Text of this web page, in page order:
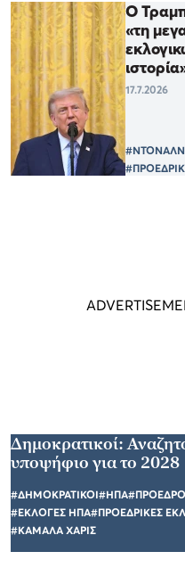
Ο
«τη
17.7.2026
Δημοκρατικοί:
υποψήφιο για το 2028
#ΔΗΜΟΚΡΑΤΙΚΟΙ#ΗΠΑ
#ΕΚΛΟΓΕΣ ΗΠΑ#ΠΡΟΕΔΡΙΚΕΣ
#ΚΑΜΑΛΑ ΧΑΡΙΣ